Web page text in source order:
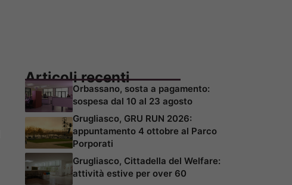
Articoli recenti
Orbassano, sosta a pagamento:
sospesa dal 10 al 23 agosto
Grugliasco, GRU RUN 2026:
appuntamento 4 ottobre al Parco
Porporati
Grugliasco, Cittadella del Welfare:
attività estive per over 60